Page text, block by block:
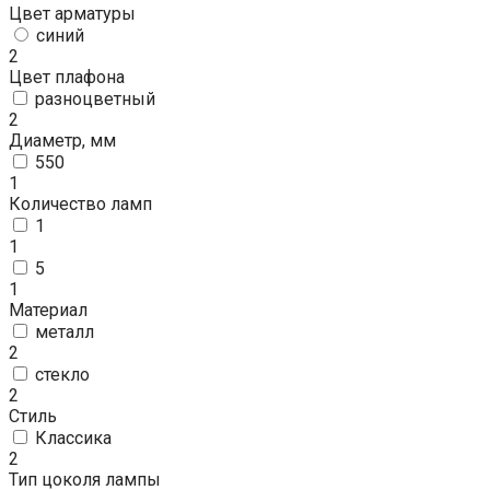
Цвет арматуры
синий
2
Цвет плафона
разноцветный
2
Диаметр, мм
550
1
Количество ламп
1
1
5
1
Материал
металл
2
стекло
2
Стиль
Классика
2
Тип цоколя лампы